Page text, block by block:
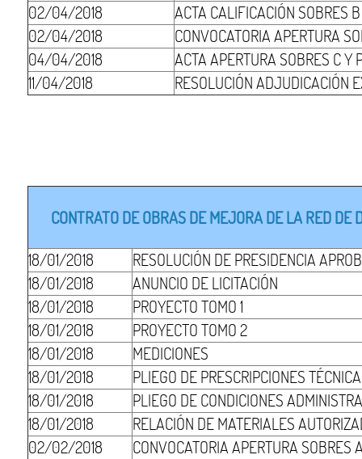
02/04/2018
ACTA CALIFICACIÓN SOBRES B
02/04/2018
CONVOCATORIA APERTURA
04/04/2018
ACTA APERTURA SOBRES C Y
11/04/2018
RESOLUCIÓN ADJUDICACIÓN
CONTRATO DE OBRAS DE MEJORA DE LA RED
18/01/2018
RESOLUCIÓN DE PRESIDENCIA
18/01/2018
ANUNCIO DE LICITACIÓN
18/01/2018
PROYECTO TOMO 1
18/01/2018
PROYECTO TOMO 2
18/01/2018
MEDICIONES
18/01/2018
PLIEGO DE PRESCRIPCIONES
18/01/2018
PLIEGO DE CONDICIONES
18/01/2018
RELACIÓN DE MATERIALES
02/02/2018
CONVOCATORIA APERTURA SOBRES